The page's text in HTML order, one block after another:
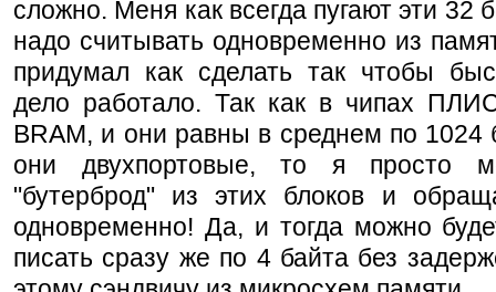
сложно. Меня как всегда пугают эти 32
надо считывать одновременно из
придумал как сделать так чтобы
дело работало. Так как в чипах
BRAM, и они равны в среднем по 1024
они двухпортовые, то я просто
"бутерброд" из этих блоков и
одновременно! Да, и тогда можно
писать сразу же по 4 байта без